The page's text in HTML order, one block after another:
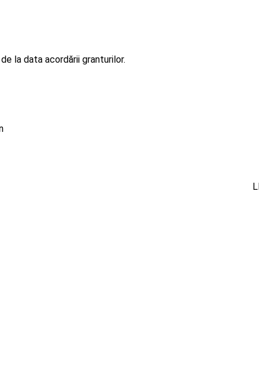
la data acordării granturilor.